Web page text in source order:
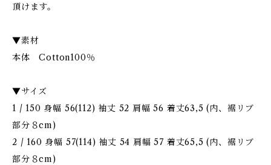
頂けます。
▼素材
本体 Cotton100％
▼サイズ
1 / 150 身幅 56(112) 袖丈 52 肩幅 56 着丈63,5 (内、裾リブ
部分８cm)
2 / 160 身幅 57(114) 袖丈 54 肩幅 57 着丈65,5 (内、裾リブ
部分８cm)